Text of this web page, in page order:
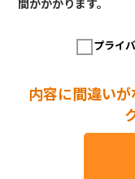
間がかかります。
プライ
内容に間違い